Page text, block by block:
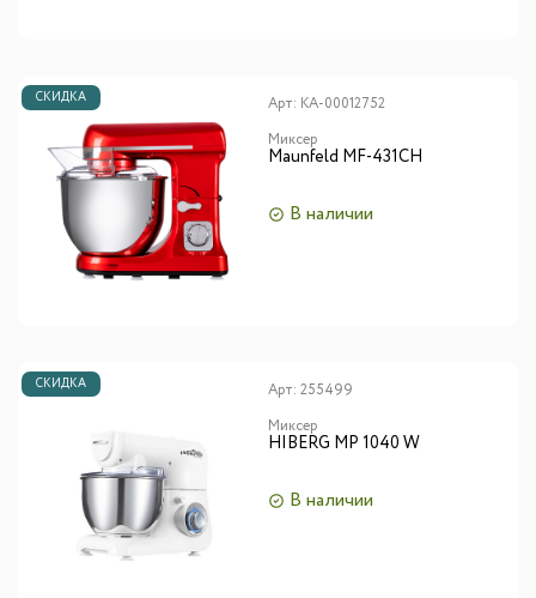
СКИДКА Арт: КА-00012752
Миксер
Maunfeld MF-431CH
В наличии
СКИДКА Арт: 255499
Миксер
HIBERG MP 1040 W
В наличии